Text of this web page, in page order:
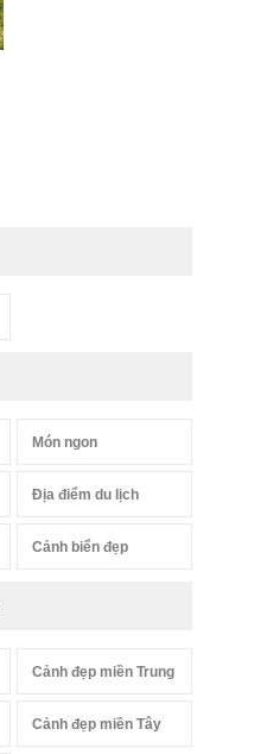
Món ngon
Địa điểm du lịch
Cảnh biển đẹp
Cảnh đẹp miền Trung
Cảnh đẹp miền Tây